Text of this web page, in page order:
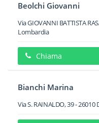
Beolchi Giovanni
Via GIOVANNI BATTISTA
Lombardia
Chiama
Bianchi Marina
Via S. RAINALDO, 39-26010